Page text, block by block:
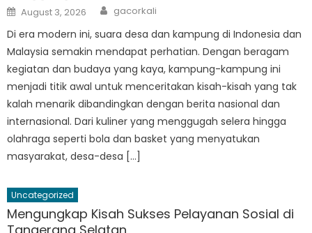
Posted
on
August 3, 2026 Author
gacorkali
Di era modern ini, suara desa dan kampung di Indonesia dan
Malaysia semakin mendapat perhatian. Dengan beragam
kegiatan dan budaya yang kaya, kampung-kampung ini
menjadi titik awal untuk menceritakan kisah-kisah yang tak
kalah menarik dibandingkan dengan berita nasional dan
internasional. Dari kuliner yang menggugah selera hingga
olahraga seperti bola dan basket yang menyatukan
masyarakat, desa-desa […]
Uncategorized
Mengungkap Kisah Sukses Pelayanan Sosial di